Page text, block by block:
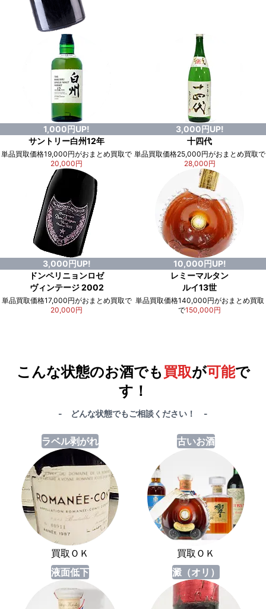
1,000円UP!
サントリー白州12年
単品買取価格19,000円がおまとめ買取で
20,000円
3,000円UP!
十四代
単品買取価格25,000円がおまとめ買取で
28,000円
3,000円UP!
ドンペリニョンロゼ
ヴィンテージ 2002
単品買取価格17,000円がおまとめ買取で
20,000円
10,000円UP!
レミーマルタン
ルイ13世
単品買取価格140,000円がおまとめ買取
で150,000円
こんな状態のお酒でも買取が可能で
す！
- どんな状態でもご相談ください！ -
ラベル剥がれ
買取ＯＫ
古いお酒
買取ＯＫ
液面低下
澱（オリ）